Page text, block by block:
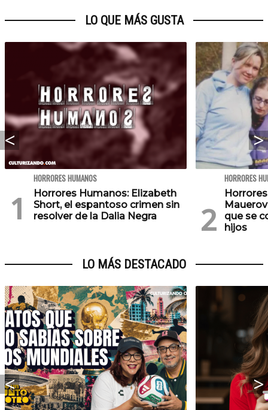
LO QUE MÁS GUSTA
HORRORES HUMANOS
Horrores Humanos: Elizabeth
Short, el espantoso crimen sin
resolver de la Dalia Negra
HORRORES
que se
hijos
LO MÁS DESTACADO